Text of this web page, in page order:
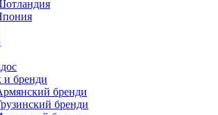
и бренди
бренди
бренди